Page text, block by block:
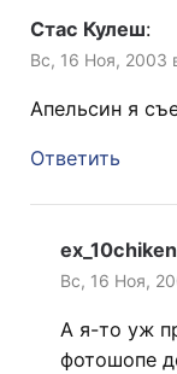
Стас Кулеш:
Вс, 16 Ноя, 2003
Апельсин я
Ответить
Вс, 16 Ноя,
А я-то уж
фотошопе